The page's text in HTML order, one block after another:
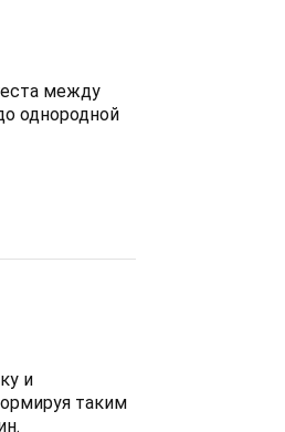
между
однородной
и
таким